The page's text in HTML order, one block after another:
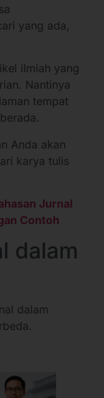
yang ada,
ilmiah yang
Nantinya
tempat
Anda akan
karya tulis
Jurnal
Contoh
dalam
dalam